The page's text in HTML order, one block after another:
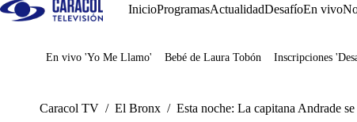
InicioProgramasActualidadDesafíoEn vivo
Juegos
En vivo 'Yo Me Llamo' Bebé de Laura Tobón Inscripciones
Caracol TV / El Bronx / Esta noche: La capitana Andrade